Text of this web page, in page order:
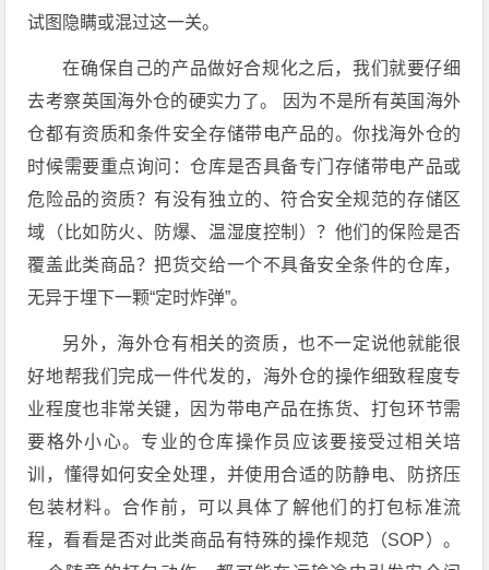
试图隐瞒或混过这一关。
在确保自己的产品做好合规化之后，我们就要仔细
去考察英国海外仓的硬实力了。 因为不是所有英国海外
仓都有资质和条件安全存储带电产品的。你找海外仓的
时候需要重点询问：仓库是否具备专门存储带电产品或
危险品的资质？有没有独立的、符合安全规范的存储区
域（比如防火、防爆、温湿度控制）？他们的保险是否
覆盖此类商品？把货交给一个不具备安全条件的仓库，
无异于埋下一颗“定时炸弹”。
另外，海外仓有相关的资质，也不一定说他就能很
好地帮我们完成一件代发的，海外仓的操作细致程度专
业程度也非常关键，因为带电产品在拣货、打包环节需
要格外小心。专业的仓库操作员应该要接受过相关培
训，懂得如何安全处理，并使用合适的防静电、防挤压
包装材料。合作前，可以具体了解他们的打包标准流
程，看看是否对此类商品有特殊的操作规范（SOP）。